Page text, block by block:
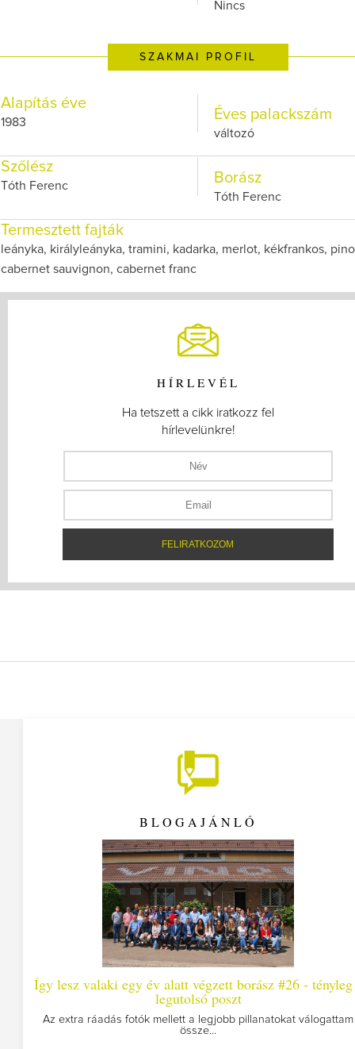
Nincs
SZAKMAI PROFIL
Alapítás éve
1983 Éves palackszám
változó
Szőlész
Tóth Ferenc Borász
Tóth Ferenc
Termesztett fajták
leányka, királyleányka, tramini, kadarka, merlot, kékfrankos,
cabernet sauvignon, cabernet franc
HÍRLEVÉL
Ha tetszett a cikk iratkozz fel
hírlevelünkre!
BLOGAJÁNLÓ
egy év alatt végzett borász #26 - tényleg a
legutolsó poszt
fotók mellett a legjobb pillanatokat válogattam
Így